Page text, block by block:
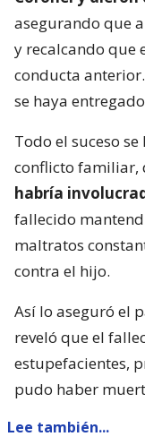
asegurando que
y recalcando que
conducta
se haya
Todo el suceso
conflicto familiar,
habría
fallecido
maltratos
contra el hijo.
Así lo aseguró el
reveló que el
estupefacientes,
pudo haber
Lee también...